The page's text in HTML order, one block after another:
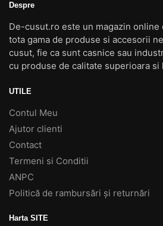
Despre
De-cusut.ro este un magazin online
tota gama de produse si accesorii
cusut, fie ca sunt casnice sau
cu produse de calitate superioara si
UTILE
Contul Meu
Ajutor clienti
Contact
Termeni si Conditii
ANPC
Politică de rambursări și returnări
Harta SITE